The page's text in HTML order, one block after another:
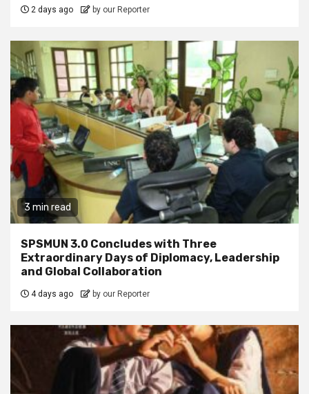
2 days ago by our Reporter
3 min read
SPSMUN 3.0 Concludes with Three
Extraordinary Days of Diplomacy, Leadership
and Global Collaboration
4 days ago by our Reporter